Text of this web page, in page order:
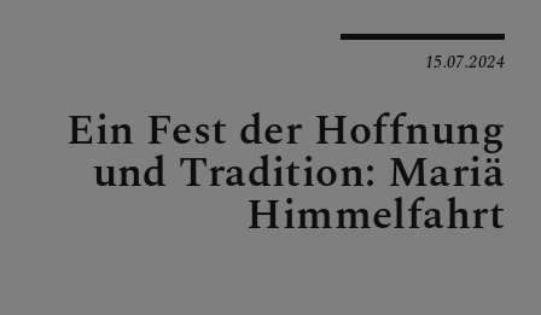
Presse
Personen
15.07.2024
Ein Fest der Hoffnung
und Tradition: Mariä
Himmelfahrt